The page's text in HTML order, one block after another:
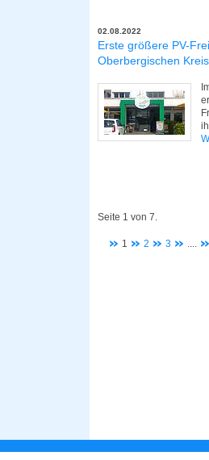
02.08.2022
Erste größere PV-
Oberbergischen
Seite 1 von 7.
1 2 3 ....